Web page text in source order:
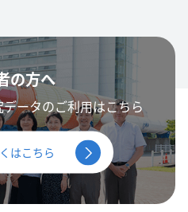
の方へ
ータのご利用はこちら
はこちら